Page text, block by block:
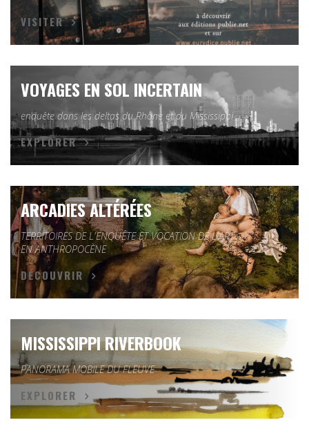
VISITER
VOYAGES EN SOL INCERTAIN
enquête dans les deltas du Rhône et du Mississippi
EXPLORER
ARCADIES ALTÉRÉES
TERRITOIRES DE L'ENQUÊTE ET VOCATION DE L'ART
EN ANTHROPOCÈNE
DÉCOUVRIR
MISSISSIPPI RIVERBOOK
PANORAMA MOBILE DU FLEUVE
EXPLORER